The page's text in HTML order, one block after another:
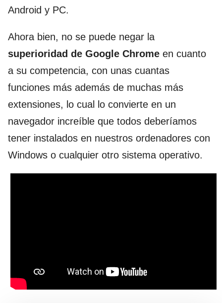
Android y PC.
Ahora bien, no se puede negar la
superioridad de Google Chrome en cuanto
a su competencia, con unas cuantas
funciones más además de muchas más
extensiones, lo cual lo convierte en un
navegador increíble que todos deberíamos
tener instalados en nuestros ordenadores con
Windows o cualquier otro sistema operativo.